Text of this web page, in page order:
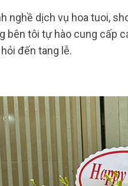
nghề dịch vụ hoa tuoi,
bên tôi tự hào cung cấp
đến tang lễ.